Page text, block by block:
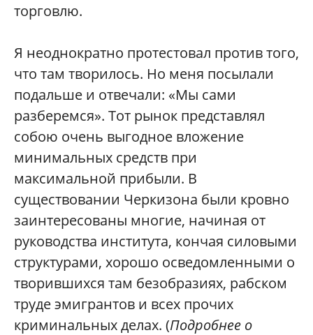
торговлю.
Я неоднократно протестовал против того,
что там творилось. Но меня посылали
подальше и отвечали: «Мы сами
разберемся». Тот рынок представлял
собою очень выгодное вложение
минимальных средств при
максимальной прибыли. В
существовании Черкизона были кровно
заинтересованы многие, начиная от
руководства института, кончая силовыми
структурами, хорошо осведомленными о
творившихся там безобразиях, рабском
труде эмигрантов и всех прочих
криминальных делах. (Подробнее о